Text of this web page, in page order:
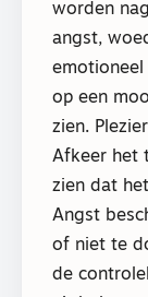
worden
angst,
emotioneel
op een
zien.
Afkeer het
zien dat
Angst
of niet te
de